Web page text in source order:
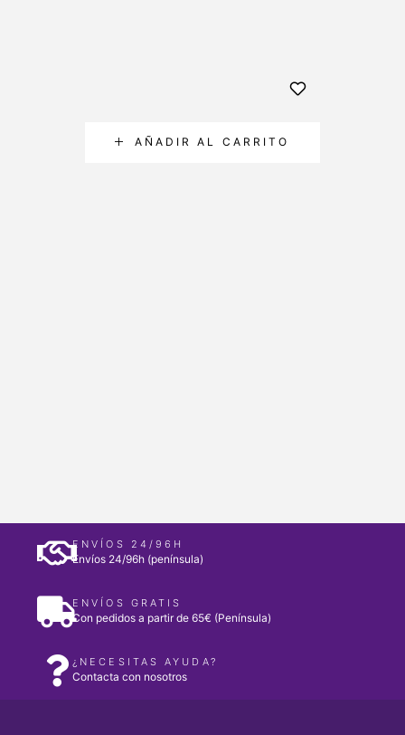
ENVÍOS 24/96H
Envíos 24/96h (península)
ENVÍOS GRATIS
Con pedidos a partir de 65€ (Península)
¿NECESITAS AYUDA?
Contacta con nosotros